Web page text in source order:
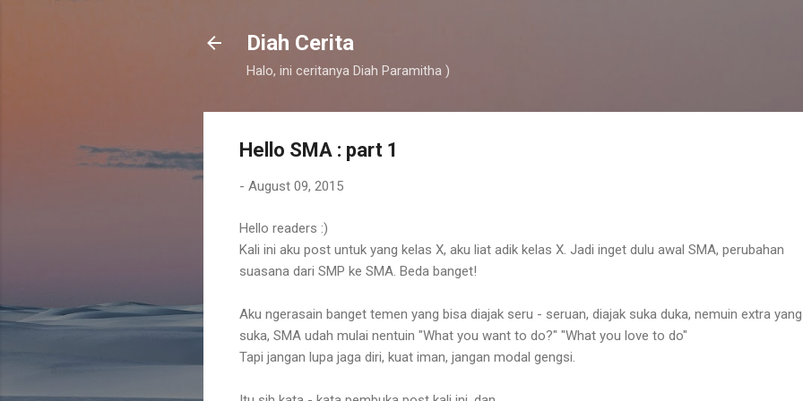
Diah Cerita
Halo, ini ceritanya Diah Paramitha )
Hello SMA : part 1
- August 09, 2015
Hello readers :)
Kali ini aku post untuk yang kelas X, aku liat adik kelas X. Jadi inget dulu awal SMA, perubahan
suasana dari SMP ke SMA. Beda banget!
Aku ngerasain banget temen yang bisa diajak seru - seruan, diajak suka duka, nemuin extra
suka, SMA udah mulai nentuin "What you want to do?" "What you love to do"
Tapi jangan lupa jaga diri, kuat iman, jangan modal gengsi.